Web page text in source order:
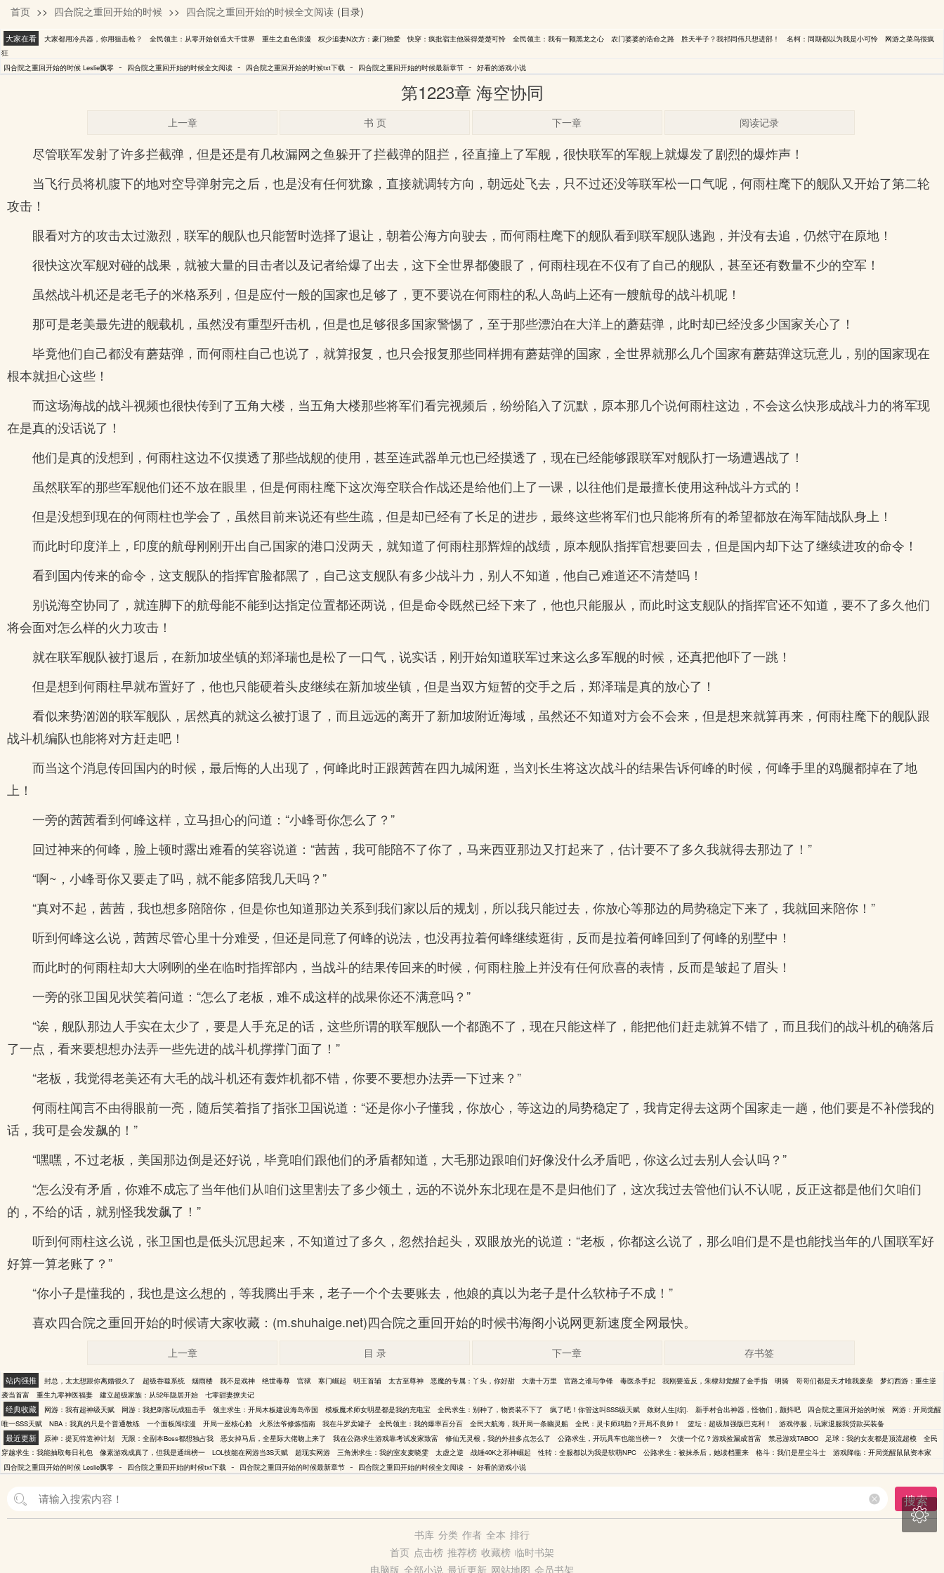
Leslie飘零
首页 >> 四合院之重回开始的时候 >> 四合院之重回开始的时候全文阅读 (目录)
大家在看 大家都用冷兵器，你用狙击枪？ 全民领主：从零开始创造大千世界 重生之血色浪漫 权少追妻N次方：豪门独爱 快穿：疯批宿主他装得楚楚可怜 全民领主：我有一颗黑龙之心 农门婆婆的诰命之路 胜天半子？我祁同伟只想进部！ 名柯：同期都以为我是小可怜
网游之菜鸟很疯
狂
四合院之重回开始的时候 Leslie飘零 - 四合院之重回开始的时候全文阅读 - 四合院之重回开始的时候txt下载 - 四合院之重回开始的时候最新章节 - 好看的游戏小说
第1223章 海空协同
上一章 书 页 下一章 阅读记录
尽管联军发射了许多拦截弹，但是还是有几枚漏网之鱼躲开了拦截弹的阻拦，径直撞上了军舰，很快联军的军舰上就爆发了剧烈的爆炸声！
当飞行员将机腹下的地对空导弹射完之后，也是没有任何犹豫，直接就调转方向，朝远处飞去，只不过还没等联军松一口气呢，何雨柱麾下的舰队又开始了第二轮
攻击！
眼看对方的攻击太过激烈，联军的舰队也只能暂时选择了退让，朝着公海方向驶去，而何雨柱麾下的舰队看到联军舰队逃跑，并没有去追，仍然守在原地！
很快这次军舰对碰的战果，就被大量的目击者以及记者给爆了出去，这下全世界都傻眼了，何雨柱现在不仅有了自己的舰队，甚至还有数量不少的空军！
虽然战斗机还是老毛子的米格系列，但是应付一般的国家也足够了，更不要说在何雨柱的私人岛屿上还有一艘航母的战斗机呢！
那可是老美最先进的舰载机，虽然没有重型歼击机，但是也足够很多国家警惕了，至于那些漂泊在大洋上的蘑菇弹，此时却已经没多少国家关心了！
毕竟他们自己都没有蘑菇弹，而何雨柱自己也说了，就算报复，也只会报复那些同样拥有蘑菇弹的国家，全世界就那么几个国家有蘑菇弹这玩意儿，别的国家现在
根本就担心这些！
而这场海战的战斗视频也很快传到了五角大楼，当五角大楼那些将军们看完视频后，纷纷陷入了沉默，原本那几个说何雨柱这边，不会这么快形成战斗力的将军现
在是真的没话说了！
他们是真的没想到，何雨柱这边不仅摸透了那些战舰的使用，甚至连武器单元也已经摸透了，现在已经能够跟联军对舰队打一场遭遇战了！
虽然联军的那些军舰他们还不放在眼里，但是何雨柱麾下这次海空联合作战还是给他们上了一课，以往他们是最擅长使用这种战斗方式的！
但是没想到现在的何雨柱也学会了，虽然目前来说还有些生疏，但是却已经有了长足的进步，最终这些将军们也只能将所有的希望都放在海军陆战队身上！
而此时印度洋上，印度的航母刚刚开出自己国家的港口没两天，就知道了何雨柱那辉煌的战绩，原本舰队指挥官想要回去，但是国内却下达了继续进攻的命令！
看到国内传来的命令，这支舰队的指挥官脸都黑了，自己这支舰队有多少战斗力，别人不知道，他自己难道还不清楚吗！
别说海空协同了，就连脚下的航母能不能到达指定位置都还两说，但是命令既然已经下来了，他也只能服从，而此时这支舰队的指挥官还不知道，要不了多久他们
将会面对怎么样的火力攻击！
就在联军舰队被打退后，在新加坡坐镇的郑泽瑞也是松了一口气，说实话，刚开始知道联军过来这么多军舰的时候，还真把他吓了一跳！
但是想到何雨柱早就布置好了，他也只能硬着头皮继续在新加坡坐镇，但是当双方短暂的交手之后，郑泽瑞是真的放心了！
看似来势汹汹的联军舰队，居然真的就这么被打退了，而且远远的离开了新加坡附近海域，虽然还不知道对方会不会来，但是想来就算再来，何雨柱麾下的舰队跟
战斗机编队也能将对方赶走吧！
而当这个消息传回国内的时候，最后悔的人出现了，何峰此时正跟茜茜在四九城闲逛，当刘长生将这次战斗的结果告诉何峰的时候，何峰手里的鸡腿都掉在了地
上！
一旁的茜茜看到何峰这样，立马担心的问道：“小峰哥你怎么了？”
回过神来的何峰，脸上顿时露出难看的笑容说道：“茜茜，我可能陪不了你了，马来西亚那边又打起来了，估计要不了多久我就得去那边了！”
“啊~，小峰哥你又要走了吗，就不能多陪我几天吗？”
“真对不起，茜茜，我也想多陪陪你，但是你也知道那边关系到我们家以后的规划，所以我只能过去，你放心等那边的局势稳定下来了，我就回来陪你！”
听到何峰这么说，茜茜尽管心里十分难受，但还是同意了何峰的说法，也没再拉着何峰继续逛街，反而是拉着何峰回到了何峰的别墅中！
而此时的何雨柱却大大咧咧的坐在临时指挥部内，当战斗的结果传回来的时候，何雨柱脸上并没有任何欣喜的表情，反而是皱起了眉头！
一旁的张卫国见状笑着问道：“怎么了老板，难不成这样的战果你还不满意吗？”
“诶，舰队那边人手实在太少了，要是人手充足的话，这些所谓的联军舰队一个都跑不了，现在只能这样了，能把他们赶走就算不错了，而且我们的战斗机的确落后
了一点，看来要想想办法弄一些先进的战斗机撑撑门面了！”
“老板，我觉得老美还有大毛的战斗机还有轰炸机都不错，你要不要想办法弄一下过来？”
何雨柱闻言不由得眼前一亮，随后笑着指了指张卫国说道：“还是你小子懂我，你放心，等这边的局势稳定了，我肯定得去这两个国家走一趟，他们要是不补偿我的
话，我可是会发飙的！”
“嘿嘿，不过老板，美国那边倒是还好说，毕竟咱们跟他们的矛盾都知道，大毛那边跟咱们好像没什么矛盾吧，你这么过去别人会认吗？”
“怎么没有矛盾，你难不成忘了当年他们从咱们这里割去了多少领土，远的不说外东北现在是不是归他们了，这次我过去管他们认不认呢，反正这都是他们欠咱们
的，不给的话，就别怪我发飙了！”
听到何雨柱这么说，张卫国也是低头沉思起来，不知道过了多久，忽然抬起头，双眼放光的说道：“老板，你都这么说了，那么咱们是不是也能找当年的八国联军好
好算一算老账了？”
“你小子是懂我的，我也是这么想的，等我腾出手来，老子一个个去要账去，他娘的真以为老子是什么软柿子不成！”
喜欢四合院之重回开始的时候请大家收藏：(m.shuhaige.net)四合院之重回开始的时候书海阁小说网更新速度全网最快。
上一章 目 录 下一章 存书签
站内强推 封总，太太想跟你离婚很久了 超级吞噬系统 烟雨楼 我不是戏神 绝世毒尊 官狱 寒门崛起 明王首辅 太古至尊神 恶魔的专属：丫头，你好甜 大唐十万里 官路之谁与争锋 毒医杀手妃 我刚要造反，朱棣却觉醒了金手指 明骑 哥哥们都是天才唯我废柴
梦幻西游：重生逆
袭当首富
重生九零神医福妻 建立超级家族：从52年隐居开始 七零甜妻撩夫记
经典收藏 网游：我有超神级天赋 网游：我把刺客玩成狙击手 领主求生：开局木板建设海岛帝国 模板魔术师女明星都是我的充电宝 全民求生：别种了，物资装不下了 疯了吧！你管这叫SSS级天赋 敛财人生[综]. 新手村合出神器，怪物们，颤抖吧 四合院之重回开始的时候
网游：开局觉醒
唯一SSS天赋
NBA：我真的只是个普通教练 一个面板闯综漫 开局一座核心舱 火系法爷修炼指南 我在斗罗卖罐子 全民领主：我的爆率百分百 全民大航海，我开局一条幽灵船 全民：灵卡师鸡肋？开局不良帅！ 篮坛：超级加强版巴克利！ 游戏停服，玩家退服我贷款买装备
最近更新 原神：提瓦特造神计划 无限：全副本Boss都想独占我 恶女掉马后，全星际大佬吻上来了 我在公路求生游戏靠考试发家致富 修仙无灵根，我的外挂多点怎么了 公路求生，开玩具车也能当榜一？ 欠债一个亿？游戏捡漏成首富 禁忌游戏TABOO 足球：我的女友都是顶流超模
全民
穿越求生：我能抽取每日礼包
像素游戏成真了，但我是通缉榜一 LOL技能在网游当3S天赋 超现实网游 三角洲求生：我的室友麦晓雯 太虚之逆 战锤40K之邪神崛起 性转：全服都以为我是软萌NPC 公路求生：被抹杀后，她读档重来 格斗：我们是星尘斗士
游戏降临：开局觉醒鼠鼠资本家
四合院之重回开始的时候 Leslie飘零 - 四合院之重回开始的时候txt下载 - 四合院之重回开始的时候最新章节 - 四合院之重回开始的时候全文阅读 - 好看的游戏小说
搜索
书库 分类 作者 全本 排行
首页 点击榜 推荐榜 收藏榜 临时书架
电脑版 全部小说 最近更新 网站地图 会员书架
